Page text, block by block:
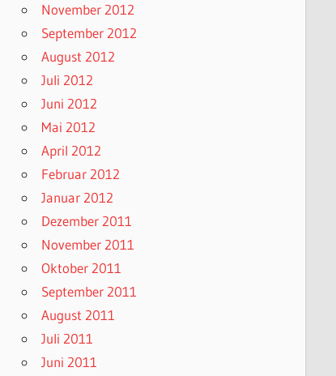
November 2012
September 2012
August 2012
Juli 2012
Juni 2012
Mai 2012
April 2012
Februar 2012
Januar 2012
Dezember 2011
November 2011
Oktober 2011
September 2011
August 2011
Juli 2011
Juni 2011